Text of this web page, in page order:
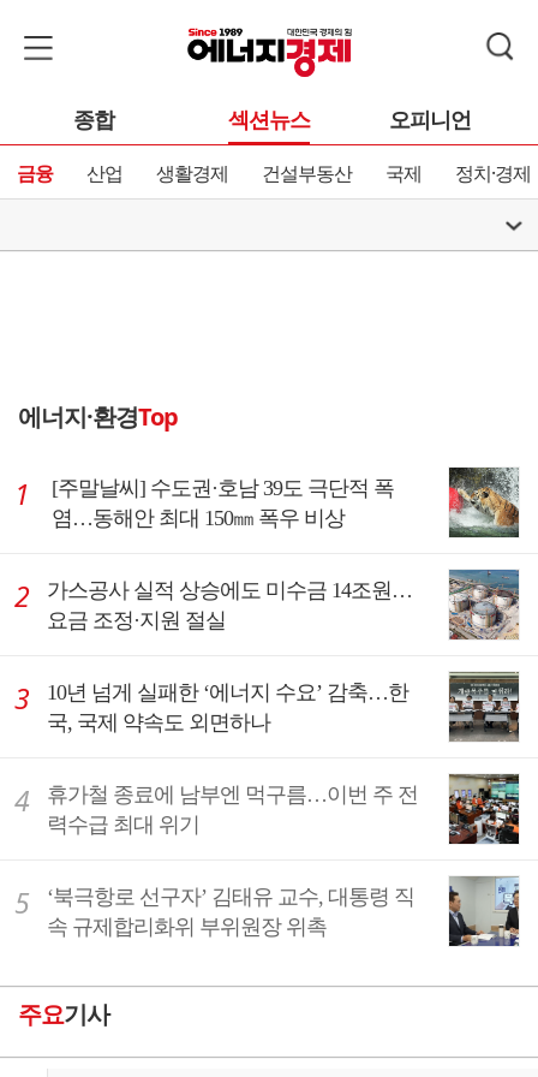
종합 섹션뉴스 오피니언
금융 산업 생활경제 건설부동산 국제 정치·경제
에너지·환경Top
[주말날씨] 수도권·호남 39도 극단적 폭
염…동해안 최대 150㎜ 폭우 비상
가스공사 실적 상승에도 미수금 14조원…
요금 조정·지원 절실
10년 넘게 실패한 ‘에너지 수요’ 감축…한
국, 국제 약속도 외면하나
휴가철 종료에 남부엔 먹구름…이번 주 전
력수급 최대 위기
‘북극항로 선구자’ 김태유 교수, 대통령 직
속 규제합리화위 부위원장 위촉
주요기사